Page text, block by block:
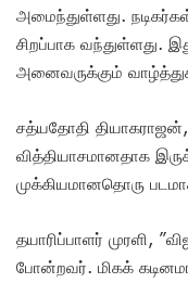
அமைந்துள்ளது.
சிறப்பாக வந்துள்ளது.
அனைவருக்கும்
சத்யதோதி
வித்தியாசமானதாக
முக்கியமானதொரு
தயாரிப்பாளர் முரளி,
போன்றவர். மிகக்